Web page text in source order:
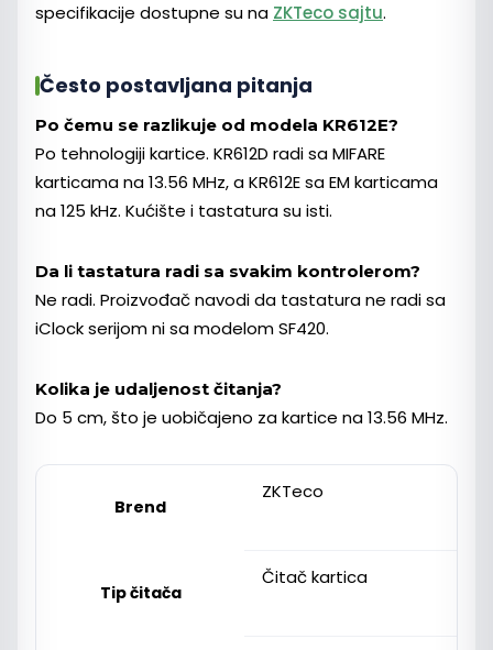
specifikacije dostupne su na ZKTeco sajtu.
Često postavljana pitanja
Po čemu se razlikuje od modela KR612E?
Po tehnologiji kartice. KR612D radi sa MIFARE
karticama na 13.56 MHz, a KR612E sa EM karticama
na 125 kHz. Kućište i tastatura su isti.
Da li tastatura radi sa svakim kontrolerom?
Ne radi. Proizvođač navodi da tastatura ne radi sa
iClock serijom ni sa modelom SF420.
Kolika je udaljenost čitanja?
Do 5 cm, što je uobičajeno za kartice na 13.56 MHz.
Brend
ZKTeco
Tip čitača
Čitač kartica